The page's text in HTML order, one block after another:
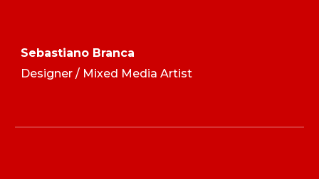
Sebastiano Branca
Designer / Mixed Media Artist